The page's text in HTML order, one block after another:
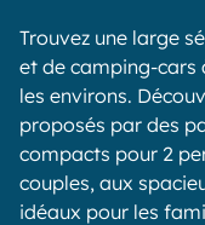
Trouvez une large
et de camping-cars
les environs.
proposés par des
compacts pour 2
couples, aux
idéaux pour les